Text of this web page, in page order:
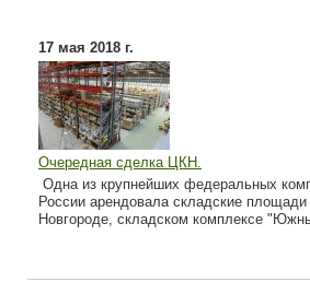
17 мая 2018 г.
Очередная сделка ЦКН.
Одна из крупнейших федеральных
России арендовала складские
Новгороде, складском комплексе